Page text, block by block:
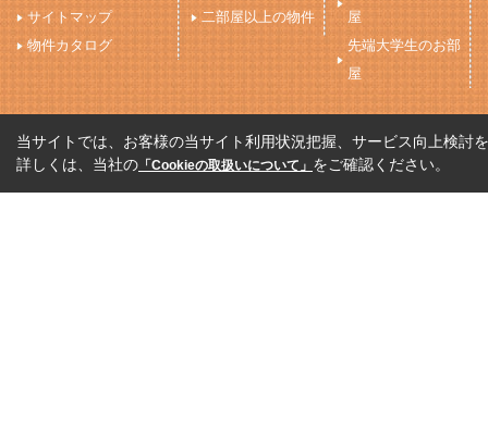
サイトマップ
物件カタログ
二部屋以上の物件
屋
先端大学生のお部
屋
当サイトでは、お客様の当サイト利用状況把握、サービス向上検討
詳しくは、当社の 「Cookieの取扱いについて」 をご確認ください。